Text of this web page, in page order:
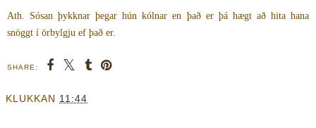
Ath. Sósan þykknar þegar hún kólnar en það er þá hægt að hita hana
snöggt í örbylgju ef það er.
SHARE:
KLUKKAN 11:44